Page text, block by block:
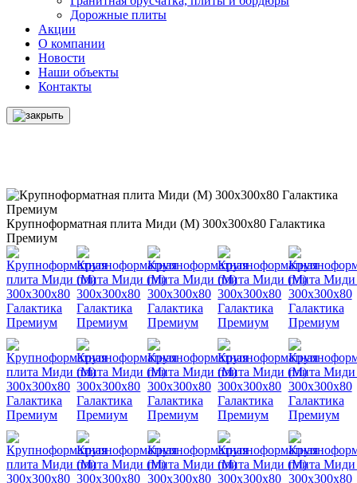
Дорожные плиты
Акции
О компании
Новости
Наши объекты
Контакты
Крупноформатная плита Миди (М) 300х300х80 Галактика
Премиум